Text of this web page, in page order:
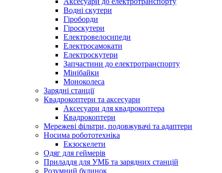
Водні скутери
Гіроборди
Гіроскутери
Електровелосипеди
Електросамокати
Електроскутери
Запчастини до електротранспорту
Мінібайки
Моноколеса
Зарядні станції
Квадрокоптери та аксесуари
Аксесуари для квадрокоптера
Квадрокоптери
Мережеві фільтри, подовжувачі та адаптери
Носима робототехніка
Екзоскелети
Одяг для геймерів
Приладдя для УМБ та зарядних станцій
Розумний будинок